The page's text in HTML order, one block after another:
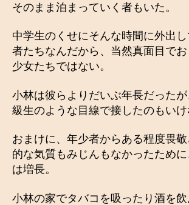
そのまま泊まっていく者もいた。
中学生のくせにそんな時間に外出
者たちなんだから、当然真面目で
少女たちではない。
小林は彼らよりだいぶ年長だった
級生のような目線で接したのもいけ
おまけに、年少者からある程度畏
的な気質もみじんもなかったため
は増長。
小林の家でタバコを吸ったり酒を